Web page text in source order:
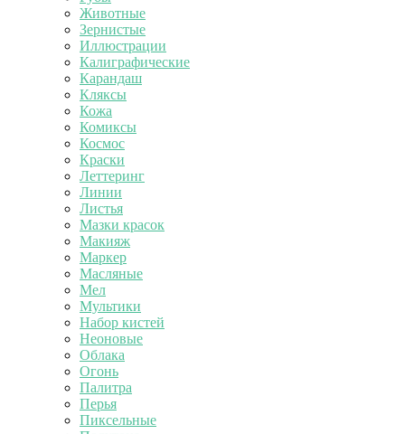
Животные
Зернистые
Иллюстрации
Калиграфические
Карандаш
Кляксы
Кожа
Комиксы
Космос
Краски
Леттеринг
Линии
Листья
Мазки красок
Макияж
Маркер
Масляные
Мел
Мультики
Набор кистей
Неоновые
Облака
Огонь
Палитра
Перья
Пиксельные